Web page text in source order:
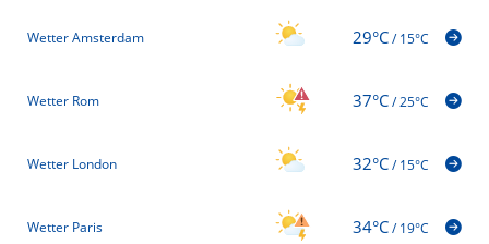
Wetter Amsterdam 29°C/15°C
Wetter Rom 37°C/25°C
Wetter London 32°C/15°C
Wetter Paris 34°C/19°C